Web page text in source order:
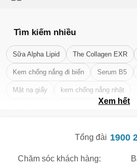
Tìm kiếm nhiều
Sữa Alpha Lipid The Collagen EXR
Kem chống nắng đi biển Serum B5
Mặt nạ giấy kem chống nắng nhật
Xem hết
Tổng đài 1900
Chăm sóc khách hàng:
Mã Giảm Giá Dành
Giảm ngay cho bất kỳ
XXX-
Áp dụng cho đơn hàng từ:0
Ngày hết hạn: